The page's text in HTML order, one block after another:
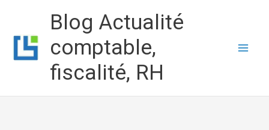
contenu
Blog Actualité
comptable,
fiscalité, RH